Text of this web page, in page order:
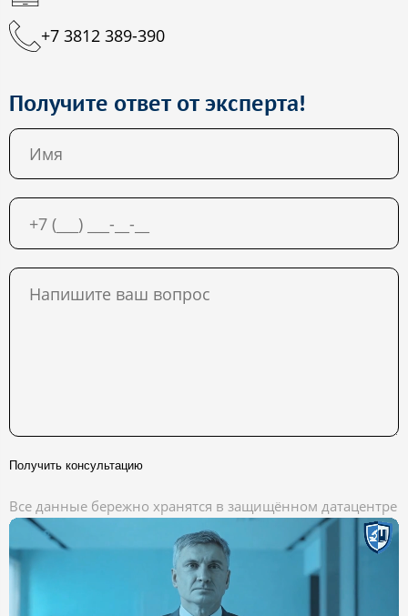
+7 3812 389-390
Получите ответ от эксперта!
Получить консультацию
Все данные бережно хранятся в защищённом датацентре